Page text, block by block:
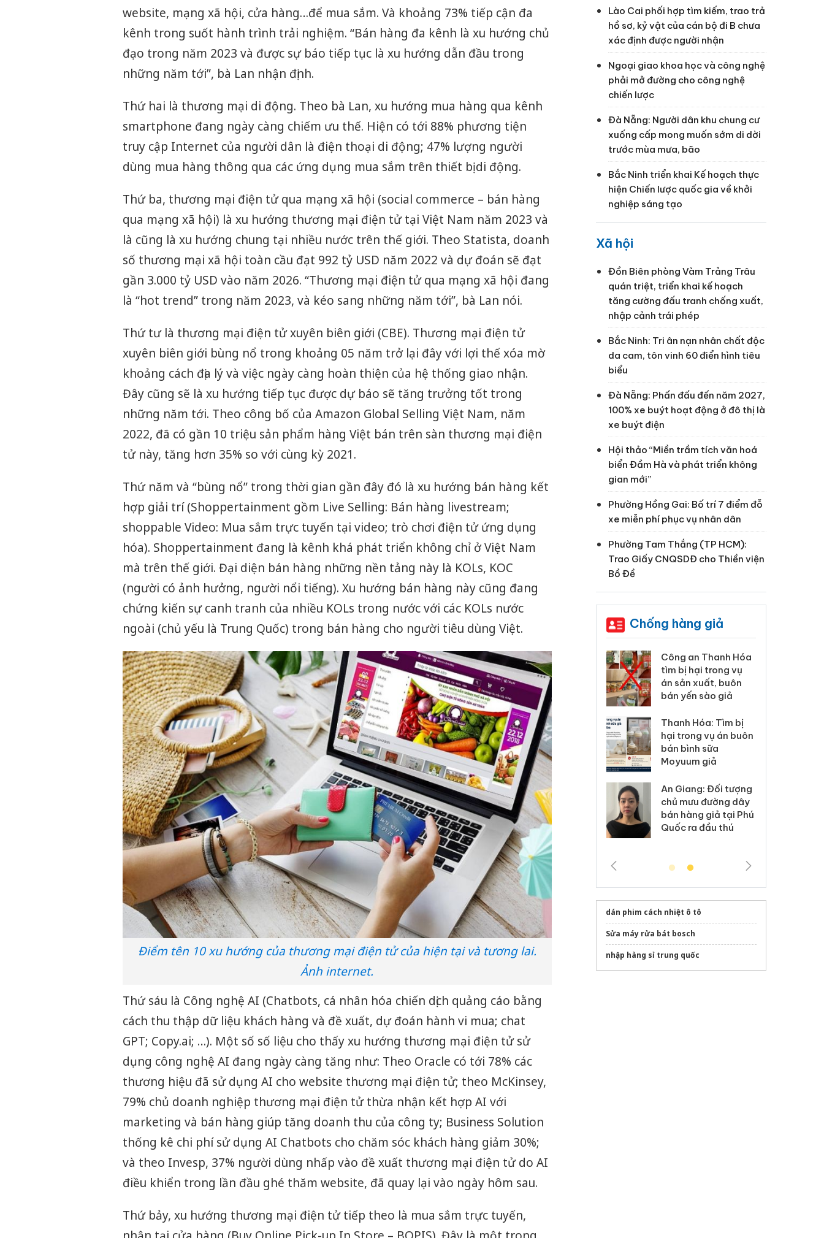
website, mạng xã hội, cửa hàng…để mua sắm. Và khoảng 73% tiếp cận đa
kênh trong suốt hành trình trải nghiệm. “Bán hàng đa kênh là xu hướng chủ
đạo trong năm 2023 và được sự báo tiếp tục là xu hướng dẫn đầu trong
những năm tới”, bà Lan nhận định.
Thứ hai là thương mại di động. Theo bà Lan, xu hướng mua hàng qua kênh
smartphone đang ngày càng chiếm ưu thế. Hiện có tới 88% phương tiện
truy cập Internet của người dân là điện thoại di động; 47% lượng người
dùng mua hàng thông qua các ứng dụng mua sắm trên thiết bị di động.
Thứ ba, thương mại điện tử qua mạng xã hội (social commerce – bán hàng
qua mạng xã hội) là xu hướng thương mại điện tử tại Việt Nam năm 2023 và
là cũng là xu hướng chung tại nhiều nước trên thế giới. Theo Statista, doanh
số thương mại xã hội toàn cầu đạt 992 tỷ USD năm 2022 và dự đoán sẽ đạt
gần 3.000 tỷ USD vào năm 2026. “Thương mại điện tử qua mạng xã hội đang
là “hot trend” trong năm 2023, và kéo sang những năm tới”, bà Lan nói.
Thứ tư là thương mại điện tử xuyên biên giới (CBE). Thương mại điện tử
xuyên biên giới bùng nổ trong khoảng 05 năm trở lại đây với lợi thế xóa mờ
khoảng cách địa lý và việc ngày càng hoàn thiện của hệ thống giao nhận.
Đây cũng sẽ là xu hướng tiếp tục được dự báo sẽ tăng trưởng tốt trong
những năm tới. Theo công bố của Amazon Global Selling Việt Nam, năm
2022, đã có gần 10 triệu sản phẩm hàng Việt bán trên sàn thương mại điện
tử này, tăng hơn 35% so với cùng kỳ 2021.
Thứ năm và “bùng nổ” trong thời gian gần đây đó là xu hướng bán hàng kết
hợp giải trí (Shoppertainment gồm Live Selling: Bán hàng livestream;
shoppable Video: Mua sắm trực tuyến tại video; trò chơi điện tử ứng dụng
hóa). Shoppertainment đang là kênh khá phát triển không chỉ ở Việt Nam
mà trên thế giới. Đại diện bán hàng những nền tảng này là KOLs, KOC
(người có ảnh hưởng, người nổi tiếng). Xu hướng bán hàng này cũng đang
chứng kiến sự canh tranh của nhiều KOLs trong nước với các KOLs nước
ngoài (chủ yếu là Trung Quốc) trong bán hàng cho người tiêu dùng Việt.
Điểm tên 10 xu hướng của thương mại điện tử của hiện tại và tương lai.
Ảnh internet.
Thứ sáu là Công nghệ AI (Chatbots, cá nhân hóa chiến dịch quảng cáo bằng
cách thu thập dữ liệu khách hàng và đề xuất, dự đoán hành vi mua; chat
GPT; Copy.ai; …). Một số số liệu cho thấy xu hướng thương mại điện tử sử
dụng công nghệ AI đang ngày càng tăng như: Theo Oracle có tới 78% các
thương hiệu đã sử dụng AI cho website thương mại điện tử; theo McKinsey,
79% chủ doanh nghiệp thương mại điện tử thừa nhận kết hợp AI với
marketing và bán hàng giúp tăng doanh thu của công ty; Business Solution
thống kê chi phí sử dụng AI Chatbots cho chăm sóc khách hàng giảm 30%;
và theo Invesp, 37% người dùng nhấp vào đề xuất thương mại điện tử do AI
điều khiển trong lần đầu ghé thăm website, đã quay lại vào ngày hôm sau.
Thứ bảy, xu hướng thương mại điện tử tiếp theo là mua sắm trực tuyến,
Lào Cai phối hợp tìm kiếm, trao trả
hồ sơ, kỷ vật của cán bộ đi B chưa
xác định được người nhận
Ngoại giao khoa học và công nghệ
phải mở đường cho công nghệ
chiến lược
Đà Nẵng: Người dân khu chung cư
xuống cấp mong muốn sớm di dời
trước mùa mưa, bão
Bắc Ninh triển khai Kế hoạch thực
hiện Chiến lược quốc gia về khởi
nghiệp sáng tạo
Xã hội
Đồn Biên phòng Vàm Trảng Trâu
quán triệt, triển khai kế hoạch
tăng cường đấu tranh chống xuất,
nhập cảnh trái phép
Bắc Ninh: Tri ân nạn nhân chất độc
da cam, tôn vinh 60 điển hình tiêu
biểu
Đà Nẵng: Phấn đấu đến năm 2027,
100% xe buýt hoạt động ở đô thị là
xe buýt điện
Hội thảo “Miền trầm tích văn hoá
biển Đầm Hà và phát triển không
gian mới”
Phường Hồng Gai: Bố trí 7 điểm đỗ
xe miễn phí phục vụ nhân dân
Phường Tam Thắng (TP HCM):
Trao Giấy CNQSDĐ cho Thiền viện
Bồ Đề
Chống hàng giả
Công an Thanh Hóa
tìm bị hại trong vụ
án sản xuất, buôn
bán yến sào giả
Thanh Hóa: Tìm bị
hại trong vụ án buôn
bán bình sữa
Moyuum giả
An Giang: Đối tượng
chủ mưu đường dây
bán hàng giả tại Phú
Quốc ra đầu thú
Lào Cai xử lý 83 vụ vi
phạm thương mại
trong tháng 7
Hưng Yên: Xử lý 6 hộ
kinh doanh bán hàng
giả mạo nhãn hiệu
Adidas, Nike
Cà Mau: Tiêu hủy
công khai hàng ngàn
sản phẩm nhập lậu,
bảo vệ môi trường
dán phim cách nhiệt ô tô
Sửa máy rửa bát bosch
nhập hàng sỉ trung quốc